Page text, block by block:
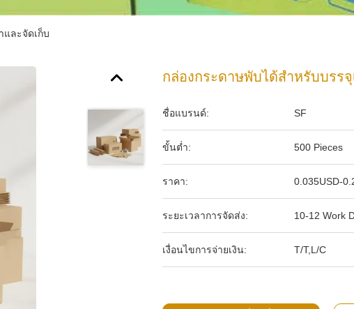
และจัดเก็บ
กล่องกระดาษพับได้สำหรับบรร
ชื่อแบรนด์: SF
ขั้นต่ำ: 500 Pieces
ราคา: 0.035USD-
ระยะเวลาการจัดส่ง: 10-12 Work
เงื่อนไขการจ่ายเงิน: T/T,L/C